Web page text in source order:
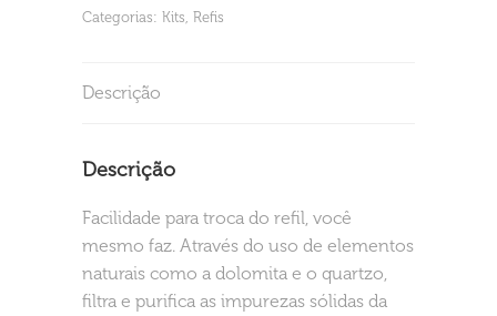
Categorias: Kits Refis
Descrição
Descrição
Facilidade para troca do refil, você
mesmo faz. Através do uso de elementos
naturais como a dolomita e o quartzo,
filtra e purifica as impurezas sólidas da